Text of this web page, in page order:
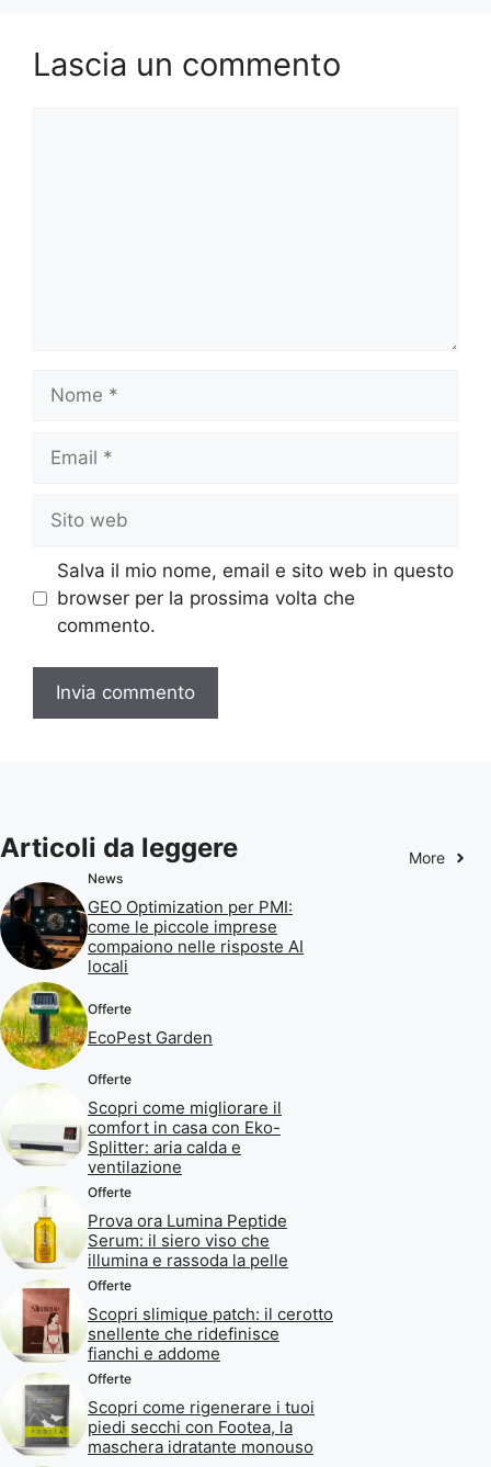
Lascia un commento
web
Salva il mio nome, email e sito web in questo
browser per la prossima volta che
commento.
Articoli da leggere More
News
GEO Optimization per PMI:
come le piccole imprese
compaiono nelle risposte AI
locali
Offerte
EcoPest Garden
Offerte
Scopri come migliorare il
comfort in casa con Eko-
Splitter: aria calda e
ventilazione
Offerte
Prova ora Lumina Peptide
Serum: il siero viso che
illumina e rassoda la pelle
Offerte
Scopri slimique patch: il cerotto
snellente che ridefinisce
fianchi e addome
Offerte
Scopri come rigenerare i tuoi
piedi secchi con Footea, la
maschera idratante monouso